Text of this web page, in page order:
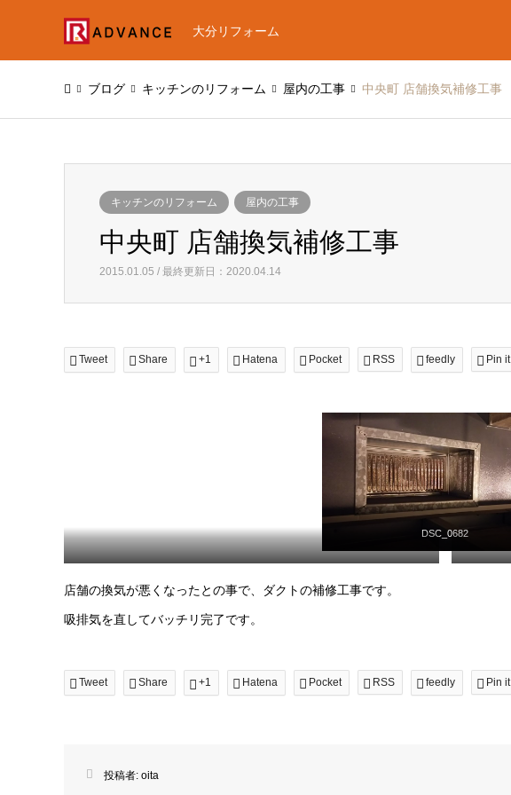
大分リフォーム
ブログ キッチンのリフォーム 屋内の工事 中央町 店舗換気補修工事
キッチンのリフォーム 屋内の工事
中央町 店舗換気補修工事
2015.01.05 / 最終更新日：2020.04.14
Tweet Share +1 Hatena Pocket RSS feedly Pin it
DSC_0682
DSC_1037
店舗の換気が悪くなったとの事で、ダクトの補修工事です。
吸排気を直してバッチリ完了です。
Tweet Share +1 Hatena Pocket RSS feedly Pin it
投稿者: oita